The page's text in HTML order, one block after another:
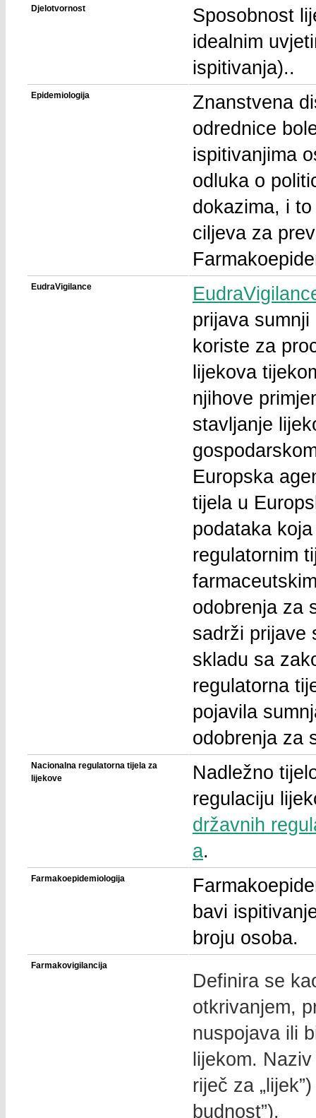
Djelotvornost
Sposobnost
idealnim
ispitivanja)..
Epidemiologija
Znanstvena
odrednice
ispitivanjima
odluka o
dokazima, i
ciljeva za
EudraVigilance
prijava
koriste za
lijekova
njihove
stavljanje
Europska
tijela u
podataka
regulatornim
odobrenja za
sadrži prijave
skladu sa
regulatorna
pojavila
odobrenja za
Nacionalna regulatorna tijela za
lijekove
Nadležno
regulaciju
državnih
a.
Farmakoepidemiologija
bavi
broju osoba.
Farmakovigilancija
Definira se
otkrivanjem,
nuspojava ili
lijekom.
riječ za
budnost”).